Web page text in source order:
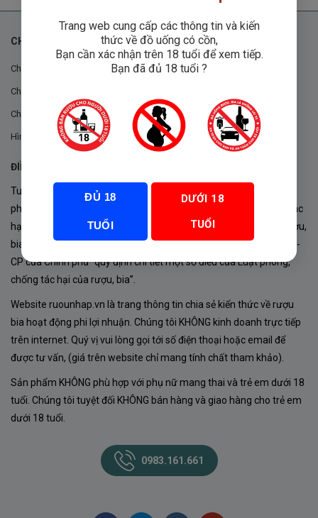
CHÍNH SÁCH
Chính sách chung
Chính sách đổi trả
Chính sách mua hàng
Hình thức thanh toán
ĐIỀU KHOẢN VÀ CHÍNH SÁCH
Tuân thủ Nghị định 105/2017/NĐ-CP ngày 14/9/2017 của Chính
phủ về sản xuất, kinh doanh rượu. Tuân thủ Luật “phòng chống tác
hại của rượu, bia” số 44/2019/QH14-Điều 16 về “điều kiện bán rượu,
bia theo hình thức thương mại điện tử”; Nghị định số 24/2020/NĐ-
CP của Chính phủ “quy định chi tiết một số điều của Luật phòng,
chống tác hại của rượu, bia”.
Website ruounhap.vn là trang thông tin chia sẻ kiến thức về rượu
bia hoạt động phi lợi nhuận. Chúng tôi KHÔNG kinh doanh trực tiếp
trên internet. Quý vị vui lòng gọi tới số điện thoại hoặc email để
được tư vấn, (giá trên website chỉ mang tính chất tham khảo).
Sản phẩm KHÔNG phù hợp với phụ nữ mang thai và trẻ em dưới 18
tuổi. Chúng tôi tuyệt đối KHÔNG bán hàng và giao hàng cho trẻ em
dưới 18 tuổi.
0983.161.661
Trang web cung cấp các thông tin và kiến
thức về đồ uống có cồn,
Bạn cần xác nhận trên 18 tuổi để xem tiếp.
Bạn đã đủ 18 tuổi ?
ĐỦ 18
TUỔI
DƯỚI 18
TUỔI